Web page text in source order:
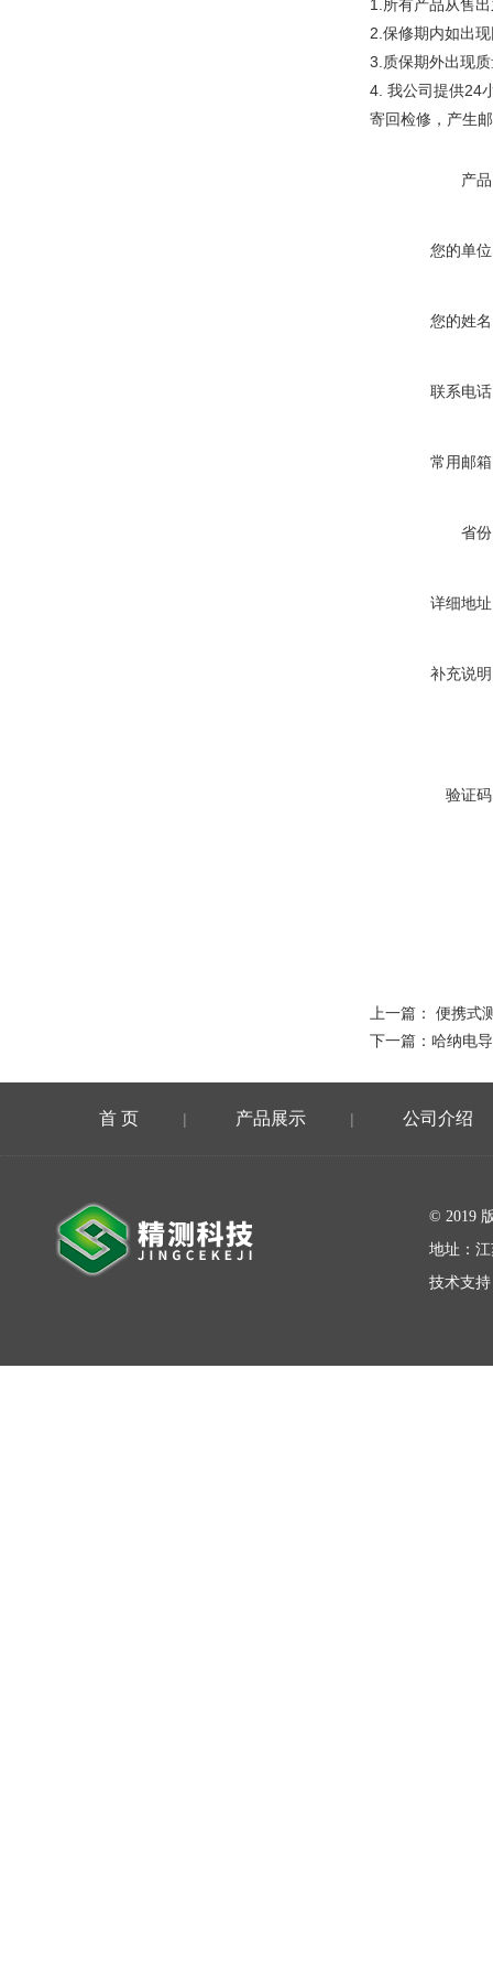
1. 所有产品从售
2. 保修期内如出
3. 质保期外出现
4. 我公司提供24
寄回检修，产生
产
您的单
您的姓
联系电
常用邮
省
详细地
补充说
验证
上一篇： 便携式
下一篇： 哈纳电
首 页 | 产品展示 | 公司介绍
© 2019
地址：
技术支